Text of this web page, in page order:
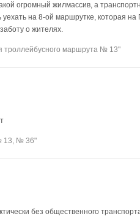
огромный жилмассив, а
на 8-ой маршрутке, которая на
о жителях.
троллейбусного маршрута № 13"
13, № 36"
без общественного